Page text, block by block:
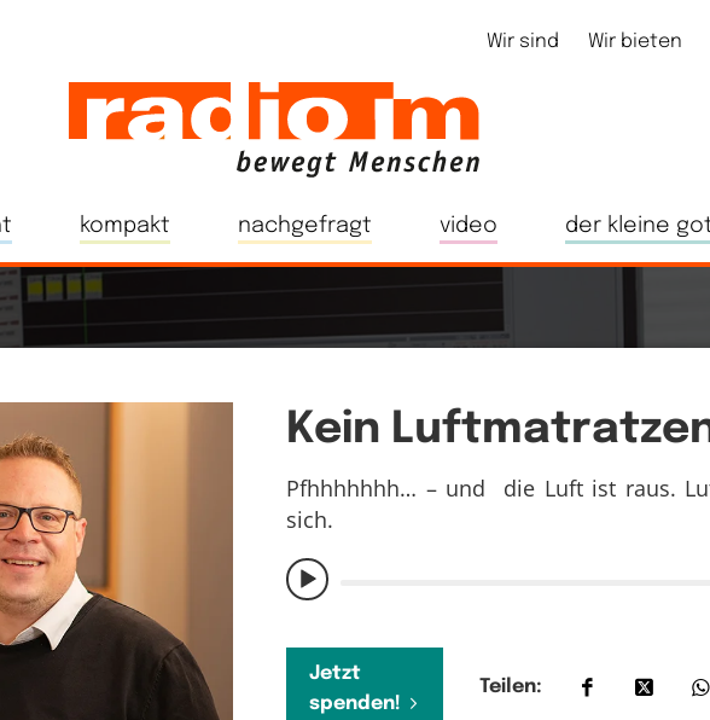
Wir sind Wir bieten
kompakt nachgefragt video der kleine
Kein
Pfhhhhhhh… – und die Luft ist raus.
sich.
Jetzt
spenden!
Teilen: